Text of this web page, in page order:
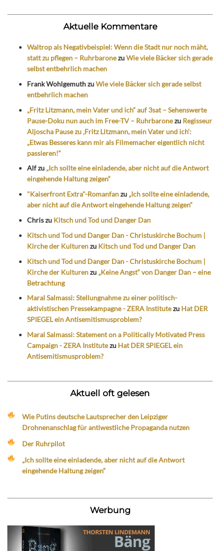
Aktuelle Kommentare
Waltrop als Negativbeispiel: Wenn die Stadt nur noch mäht,
statt zu pflegen – RuhrbaronezuWie viele Bäcker sich gerade
selbst entbehrlich machen
Frank WohlgemuthzuWie viele Bäcker sich gerade selbst
entbehrlich machen
„Fritz Litzmann, mein Vater und ich“ auf 3sat – Sehenswerte
Pause-Doku nun auch im Free-TV – Ruhrbaronezu Regisseur
Aljoscha Pause zu ‚Fritz Litzmann, mein Vater und ich‘:
„Etwas Besseres kann mir als Filmemacher eigentlich nicht
passieren!“
Alfzu „Ich sollte eine einladende, aber nicht auf die Antwort
eingehende Haltung zeigen“
"Kaiserfront Extra"-Romanfanzu „Ich sollte eine einladende,
aber nicht auf die Antwort eingehende Haltung zeigen“
Chriszu Kitsch und Tod und Danger Dan
Kitsch und Tod und Danger Dan - Christuskirche Bochum |
Kirche der Kulturenzu Kitsch und Tod und Danger Dan
Kitsch und Tod und Danger Dan - Christuskirche Bochum |
Kirche der Kulturenzu „Keine Angst“ von Danger Dan – eine
Betrachtung
Maral Salmassi: Stellungnahme zu einer politisch-
aktivistischen Pressekampagne - ZERA Institutezu Hat DER
SPIEGEL ein Antisemitismusproblem?
Maral Salmassi: Statement on a Politically Motivated Press
Campaign - ZERA Institutezu Hat DER SPIEGEL ein
Antisemitismusproblem?
Aktuell oft gelesen
Wie Putins deutsche Lautsprecher den Leipziger
Drohnenanschlag für antiwestliche Propaganda nutzen
Der Ruhrpilot
„Ich sollte eine einladende, aber nicht auf die Antwort
eingehende Haltung zeigen“
Werbung